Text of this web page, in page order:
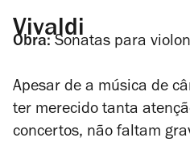
Vivaldi
Obra: Sonatas para
Apesar de a música de
ter merecido tanta
concertos, não faltam